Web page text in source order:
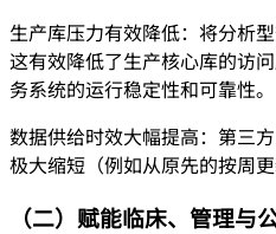
生产库压力有效降低：将分析
这有效降低了生产核心库的访
务系统的运行稳定性和可靠性。
数据供给时效大幅提高：第三
极大缩短（例如从原先的按周
（二）赋能临床、管理与